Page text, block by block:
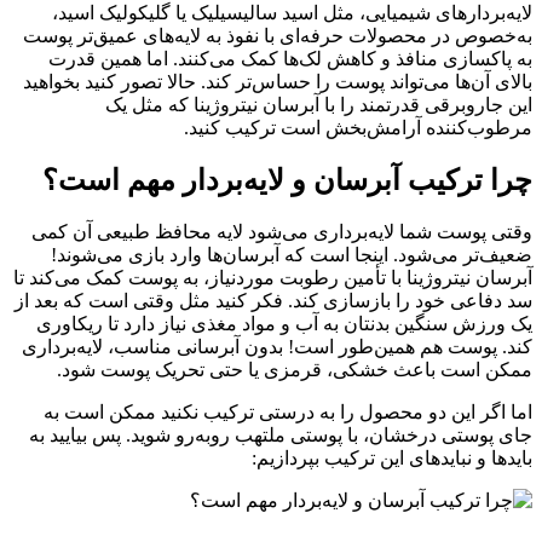
لایه‌بردارهای شیمیایی، مثل اسید سالیسیلیک یا گلیکولیک اسید،
به‌خصوص در محصولات حرفه‌ای با نفوذ به لایه‌های عمیق‌تر پوست
به پاکسازی منافذ و کاهش لک‌ها کمک می‌کنند. اما همین قدرت
بالای آن‌ها می‌تواند پوست را حساس‌تر کند. حالا تصور کنید بخواهید
این جاروبرقی قدرتمند را با آبرسان نیتروژینا که مثل یک
مرطوب‌کننده آرامش‌بخش است ترکیب کنید.
چرا ترکیب آبرسان و لایه‌بردار مهم است؟
وقتی پوست شما لایه‌برداری می‌شود لایه محافظ طبیعی آن کمی
ضعیف‌تر می‌شود. اینجا است که آبرسان‌ها وارد بازی می‌شوند!
آبرسان نیتروژینا با تأمین رطوبت موردنیاز، به پوست کمک می‌کند تا
سد دفاعی خود را بازسازی کند. فکر کنید مثل وقتی است که بعد از
یک ورزش سنگین بدنتان به آب و مواد مغذی نیاز دارد تا ریکاوری
کند. پوست هم همین‌طور است! بدون آبرسانی مناسب، لایه‌برداری
ممکن است باعث خشکی، قرمزی یا حتی تحریک پوست شود.
اما اگر این دو محصول را به درستی ترکیب نکنید ممکن است به
جای پوستی درخشان، با پوستی ملتهب روبه‌رو شوید. پس بیایید به
بایدها و نبایدهای این ترکیب بپردازیم: